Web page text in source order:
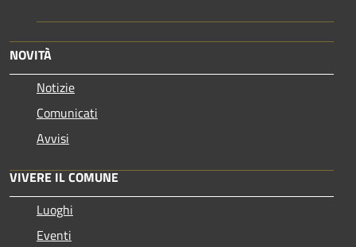
NOVITÀ
Notizie
Comunicati
Avvisi
VIVERE IL COMUNE
Luoghi
Eventi